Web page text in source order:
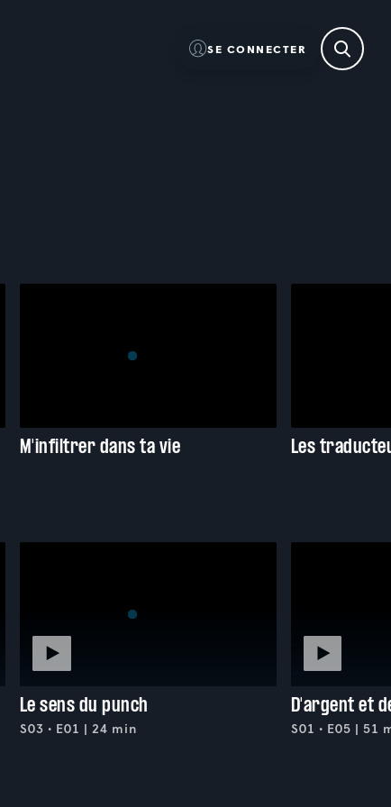
SE CONNECTER
M'infiltrer dans ta vie Les
Le sens du punch
S03 • E01 | 24 min
D'argent et
S01 • E05 | 51